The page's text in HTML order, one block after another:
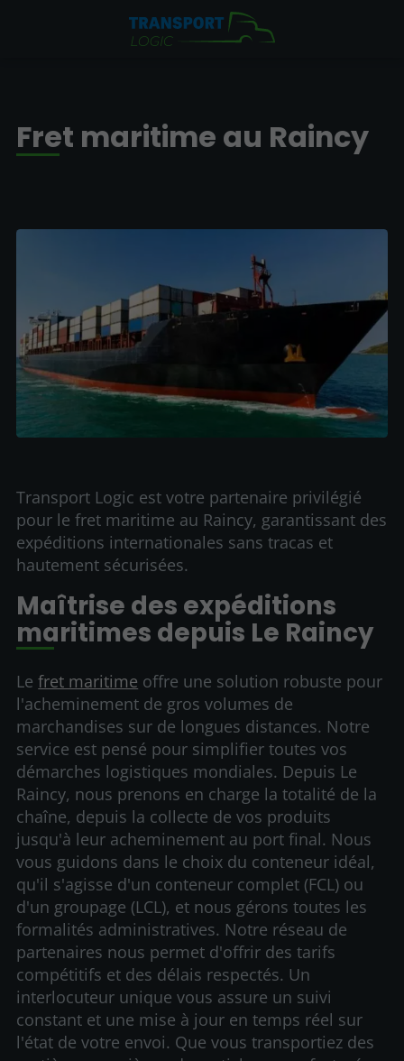
Fret maritime au Raincy
Transport Logic est votre partenaire privilégié
pour le fret maritime au Raincy, garantissant des
expéditions internationales sans tracas et
hautement sécurisées.
Maîtrise des expéditions
maritimes depuis Le Raincy
Lefret maritime offre une solution robuste pour
l'acheminement de gros volumes de
marchandises sur de longues distances. Notre
service est pensé pour simplifier toutes vos
démarches logistiques mondiales. Depuis Le
Raincy, nous prenons en charge la totalité de la
chaîne, depuis la collecte de vos produits
jusqu'à leur acheminement au port final. Nous
vous guidons dans le choix du conteneur idéal,
qu'il s'agisse d'un conteneur complet (FCL) ou
d'un groupage (LCL), et nous gérons toutes les
formalités administratives. Notre réseau de
partenaires nous permet d'offrir des tarifs
compétitifs et des délais respectés. Un
interlocuteur unique vous assure un suivi
constant et une mise à jour en temps réel sur
l'état de votre envoi. Que vous transportiez des